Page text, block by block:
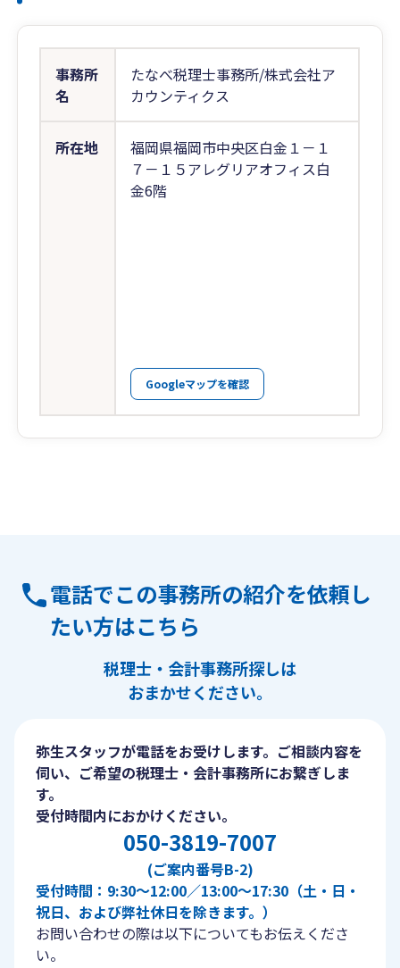
事務所
名
たなべ税理士事務所/株式会社ア
カウンティクス
所在地
福岡県福岡市中央区白金１－１
７－１５アレグリアオフィス白
金6階
Googleマップを確認
電話でこの事務所の紹介を依頼し
たい方はこちら
税理士・会計事務所探しは
おまかせください。
弥生スタッフが電話をお受けします。ご相談内容を
伺い、ご希望の税理士・会計事務所にお繋ぎしま
す。
受付時間内におかけください。
050-3819-7007
(ご案内番号B-2)
受付時間：9:30〜12:00／13:00〜17:30（土・日・
祝日、および弊社休日を除きます。）
お問い合わせの際は以下についてもお伝えくださ
い。